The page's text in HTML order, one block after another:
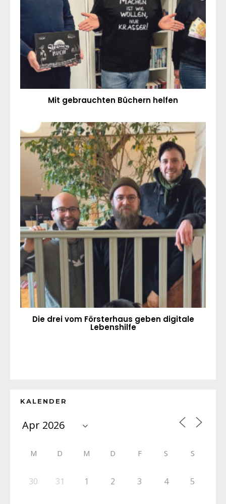
Mit gebrauchten Büchern helfen
Die drei vom Försterhaus geben digitale
Lebenshilfe
KALENDER
M D M D F S S
30 31 1 2 3 4 5